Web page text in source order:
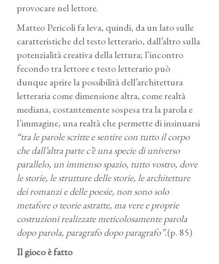
provocare nel lettore.
Matteo Pericoli fa leva, quindi, da un lato sulle
caratteristiche del testo letterario, dall’altro sulla
potenzialità creativa della lettura; l’incontro
fecondo tra lettore e testo letterario può
dunque aprire la possibilità dell’architettura
letteraria come dimensione altra, come realtà
mediana, costantemente sospesa tra la parola e
l’immagine, una realtà che permette di insinuarsi
“tra le parole scritte e sentire con tutto il corpo
che dall’altra parte c’è una specie di universo
parallelo, un immenso spazio, tutto vostro, dove
le storie, le strutture delle storie, le architetture
dei romanzi e delle poesie, non sono solo
metafore o teorie astratte, ma vere e proprie
costruzioni realizzate meticolosamente parola
dopo parola, paragrafo dopo paragrafo”.(p. 85)
Il gioco è fatto